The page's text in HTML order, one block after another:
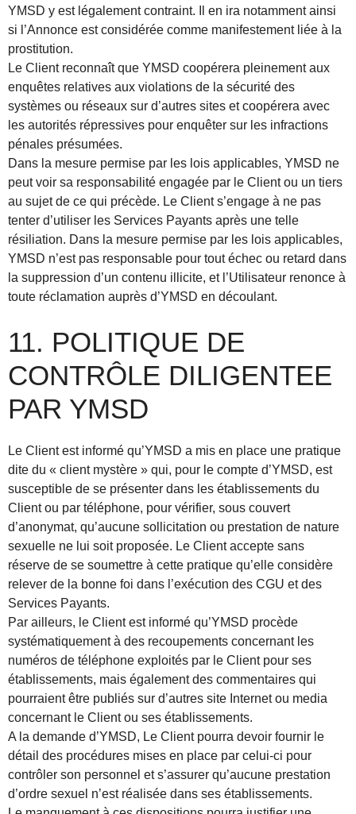
YMSD y est légalement contraint. Il en ira notamment ainsi
si l’Annonce est considérée comme manifestement liée à la
prostitution.
Le Client reconnaît que YMSD coopérera pleinement aux
enquêtes relatives aux violations de la sécurité des
systèmes ou réseaux sur d’autres sites et coopérera avec
les autorités répressives pour enquêter sur les infractions
pénales présumées.
Dans la mesure permise par les lois applicables, YMSD ne
peut voir sa responsabilité engagée par le Client ou un tiers
au sujet de ce qui précède. Le Client s’engage à ne pas
tenter d’utiliser les Services Payants après une telle
résiliation. Dans la mesure permise par les lois applicables,
YMSD n’est pas responsable pour tout échec ou retard dans
la suppression d’un contenu illicite, et l’Utilisateur renonce à
toute réclamation auprès d’YMSD en découlant.
11. POLITIQUE DE
CONTRÔLE DILIGENTEE
PAR YMSD
Le Client est informé qu’YMSD a mis en place une pratique
dite du « client mystère » qui, pour le compte d’YMSD, est
susceptible de se présenter dans les établissements du
Client ou par téléphone, pour vérifier, sous couvert
d’anonymat, qu’aucune sollicitation ou prestation de nature
sexuelle ne lui soit proposée. Le Client accepte sans
réserve de se soumettre à cette pratique qu’elle considère
relever de la bonne foi dans l’exécution des CGU et des
Services Payants.
Par ailleurs, le Client est informé qu’YMSD procède
systématiquement à des recoupements concernant les
numéros de téléphone exploités par le Client pour ses
établissements, mais également des commentaires qui
pourraient être publiés sur d’autres site Internet ou media
concernant le Client ou ses établissements.
A la demande d’YMSD, Le Client pourra devoir fournir le
détail des procédures mises en place par celui-ci pour
contrôler son personnel et s’assurer qu’aucune prestation
d’ordre sexuel n’est réalisée dans ses établissements.